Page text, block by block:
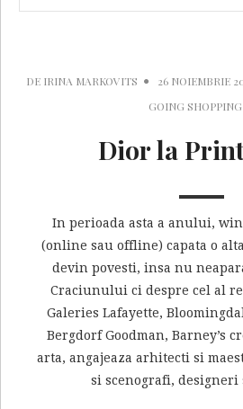
DE IRINA MARKOVITS 26 NOIEMBRIE
GOING SHOPPING
Dior la
In perioada asta a anului,
(online sau offline) capata o
devin povesti, insa nu
Craciunului ci despre cel al
Galeries Lafayette,
Bergdorf Goodman, Barney’s
arta, angajeaza arhitecti si
si scenografi, designeri